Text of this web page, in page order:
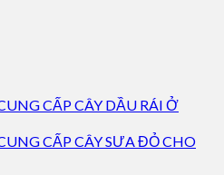
CẤP CÂY DẦU RÁI Ở
CẤP CÂY SƯA ĐỎ CHO